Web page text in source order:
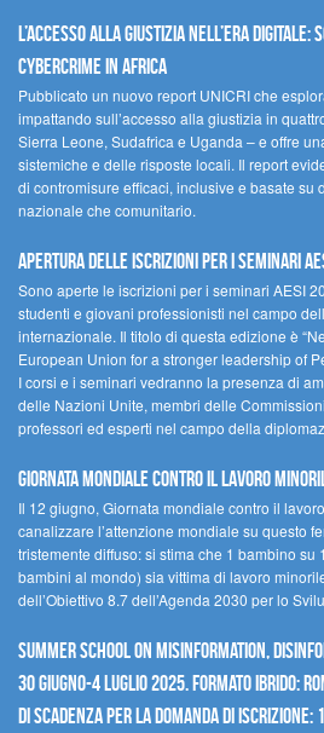
L’accesso alla giustizia nell’era
cybercrime in Africa
Pubblicato un nuovo report UNICRI che
impattando sull’accesso alla giustizia in
Sierra Leone, Sudafrica e Uganda – e offre
sistemiche e delle risposte locali. Il report
di contromisure efficaci, inclusive e basate su
nazionale che comunitario.
Apertura delle iscrizioni per i seminari
Sono aperte le iscrizioni per i seminari AESI
studenti e giovani professionisti nel campo
internazionale. Il titolo di questa edizione è
European Union for a stronger leadership of
I corsi e i seminari vedranno la presenza di
delle Nazioni Unite, membri delle
professori ed esperti nel campo della
Giornata mondiale contro il lavoro
Il 12 giugno, Giornata mondiale contro il
canalizzare l’attenzione mondiale su questo
tristemente diffuso: si stima che 1 bambino su
bambini al mondo) sia vittima di lavoro
dell’Obiettivo 8.7 dell’Agenda 2030 per lo
Summer School on Misinformation,
30 giugno-4 luglio 2025. Formato ibrido:
di scadenza per la domanda di iscrizione: